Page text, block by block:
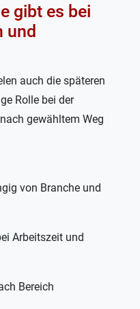
gibt es bei
und
auch die späteren
Rolle bei der
gewähltem Weg
von Branche und
Arbeitszeit und
Bereich